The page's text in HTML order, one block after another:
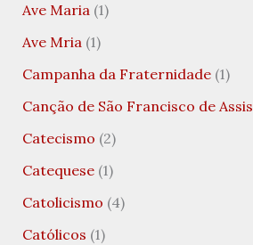
Ave Maria(1)
Ave Mria(1)
Campanha da Fraternidade(1)
Canção de São Francisco de Assis
Catecismo (2)
Catequese(1)
Catolicismo (4)
Católicos (1)